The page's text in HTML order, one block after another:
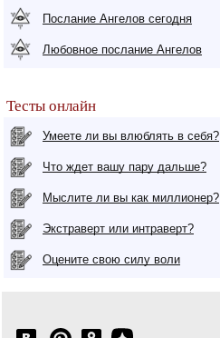
Послание Ангелов сегодня
Любовное послание Ангелов
Тесты онлайн
Умеете ли вы влюблять в себя?
Что ждет вашу пару дальше?
Мыслите ли вы как миллионер?
Экстраверт или интраверт?
Оцените свою силу воли